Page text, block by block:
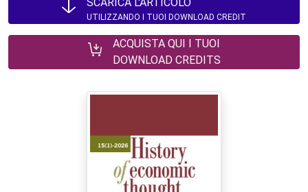
UTILIZZANDO I TUOI DOWNLOAD CREDIT
ACQUISTA QUI I TUOI
DOWNLOAD CREDITS